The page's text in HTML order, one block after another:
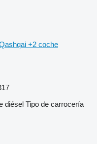
+2 coche
diésel Tipo de carrocería